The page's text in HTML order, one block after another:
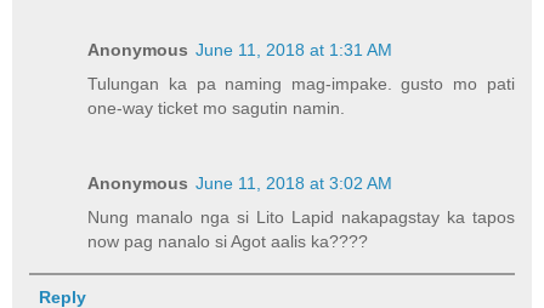
Anonymous June 11, 2018 at 1:31 AM
Tulungan ka pa naming mag-impake. gusto mo pati
one-way ticket mo sagutin namin.
Anonymous June 11, 2018 at 3:02 AM
Nung manalo nga si Lito Lapid nakapagstay ka tapos
now pag nanalo si Agot aalis ka????
Reply